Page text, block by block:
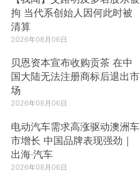
拘 当代系创始人因何此时被
清算
2026年08月06日
贝恩资本宣布收购贡茶 在中
国大陆无法注册商标后退出市
场
2026年08月06日
电动汽车需求高涨驱动澳洲车
市增长 中国品牌表现强劲｜
出海·汽车
2026年08月06日